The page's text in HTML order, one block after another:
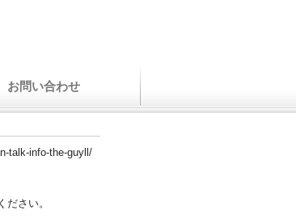
お問い合わせ
talk-info-the-guyll/
さい。